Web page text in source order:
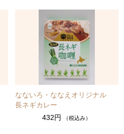
なないろ・ななえオリジナル
長ネギカレー
432円
（税込み）